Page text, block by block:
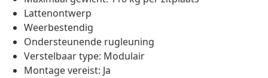
Lattenontwerp
Weerbestendig
Ondersteunende rugleuning
Verstelbaar type: Modulair
Montage vereist: Ja